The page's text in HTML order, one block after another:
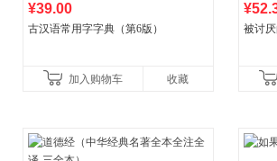
¥39.00
古汉语常用字字典（第6版）
加入购物车 收藏
被讨